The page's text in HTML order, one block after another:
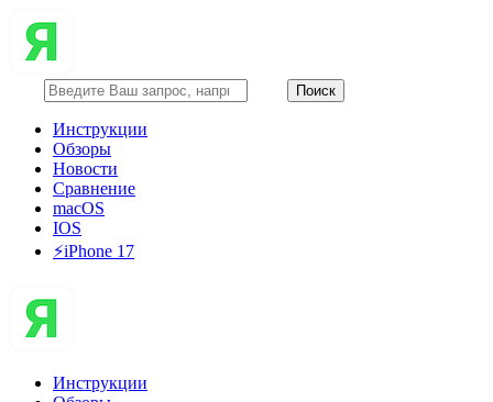
Инструкции
Обзоры
Новости
Сравнение
macOS
IOS
⚡️iPhone 17
Инструкции